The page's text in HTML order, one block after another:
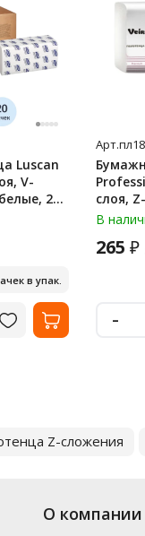
Luscan
V-
20
в упак.
Арт.
слоя,
белые,
В
265 ₽
-
Z-сложения
О компании